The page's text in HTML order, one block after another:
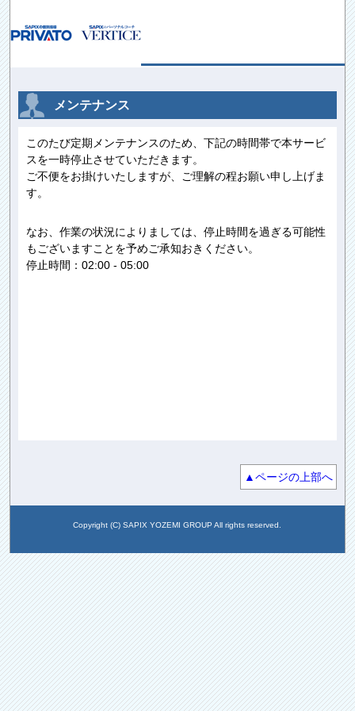
メンテナンス
このたび定期メンテナンスのため、下記の時間帯で本サービ
スを一時停止させていただきます。
ご不便をお掛けいたしますが、ご理解の程お願い申し上げま
す。
なお、作業の状況によりましては、停止時間を過ぎる可能性
もございますことを予めご承知おきください。
停止時間：02:00 - 05:00
▲ページの上部へ
Copyright (C) SAPIX YOZEMI GROUP All rights reserved.